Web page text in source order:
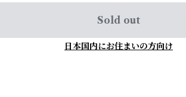
Sold out
日本国内にお住まいの方向け